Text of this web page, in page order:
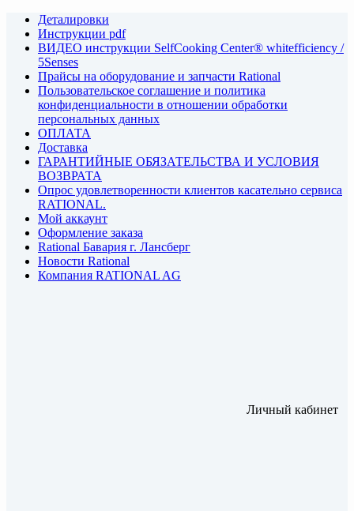
Деталировки
Инструкции pdf
ВИДЕО инструкции SelfCooking Center® whitefficiency /
5Senses
Прайсы на оборудование и запчасти Rational
Пользовательское соглашение и политика
конфиденциальности в отношении обработки
персональных данных
ОПЛАТА
Доставка
ГАРАНТИЙНЫЕ ОБЯЗАТЕЛЬСТВА И УСЛОВИЯ
ВОЗВРАТА
Опрос удовлетворенности клиентов касательно сервиса
RATIONAL.
Мой аккаунт
Оформление заказа
Rational Бавария г. Лансберг
Новости Rational
Компания RATIONAL AG
Личный кабинет